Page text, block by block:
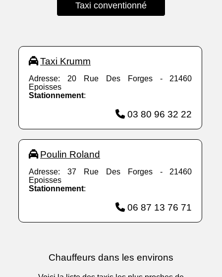
Taxi conventionné
Taxi Krumm
Adresse: 20 Rue Des Forges - 21460
Epoisses
Stationnement:
03 80 96 32 22
Poulin Roland
Adresse: 37 Rue Des Forges - 21460
Epoisses
Stationnement:
06 87 13 76 71
Chauffeurs dans les environs